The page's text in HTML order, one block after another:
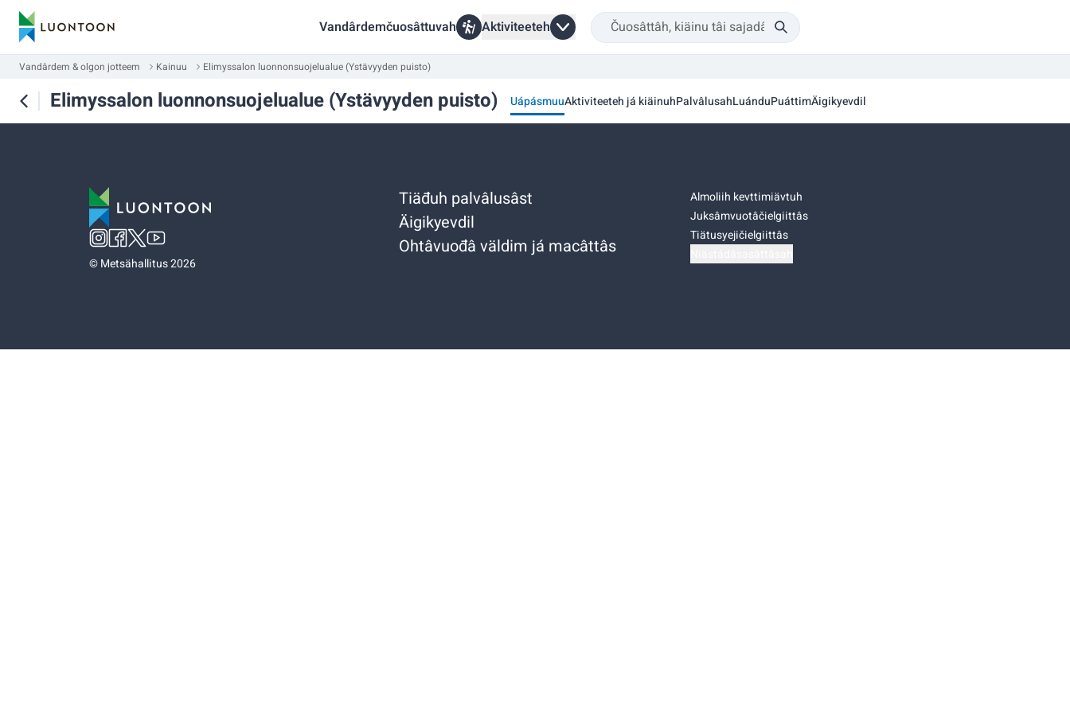
Vandârdemčuosâttuvah Aktiviteeteh
Vandârdem & olgon jotteem Kainuu Elimyssalon luonnonsuojelualue (Ystävyyden puisto)
Elimyssalon luonnonsuojelualue (Ystävyyden puisto) UápásmuuAktiviteeteh já kiäinuhPalvâlusahLuánduPuáttimÄigikyevdil
©Metsähallitus 2026
Tiäđuh palvâlusâst
Äigikyevdil
Ohtâvuođâ väldim já macâttâs
Almoliih kevttimiävtuh
Juksâmvuotâčielgiittâs
Tiätusyejičielgiittâs